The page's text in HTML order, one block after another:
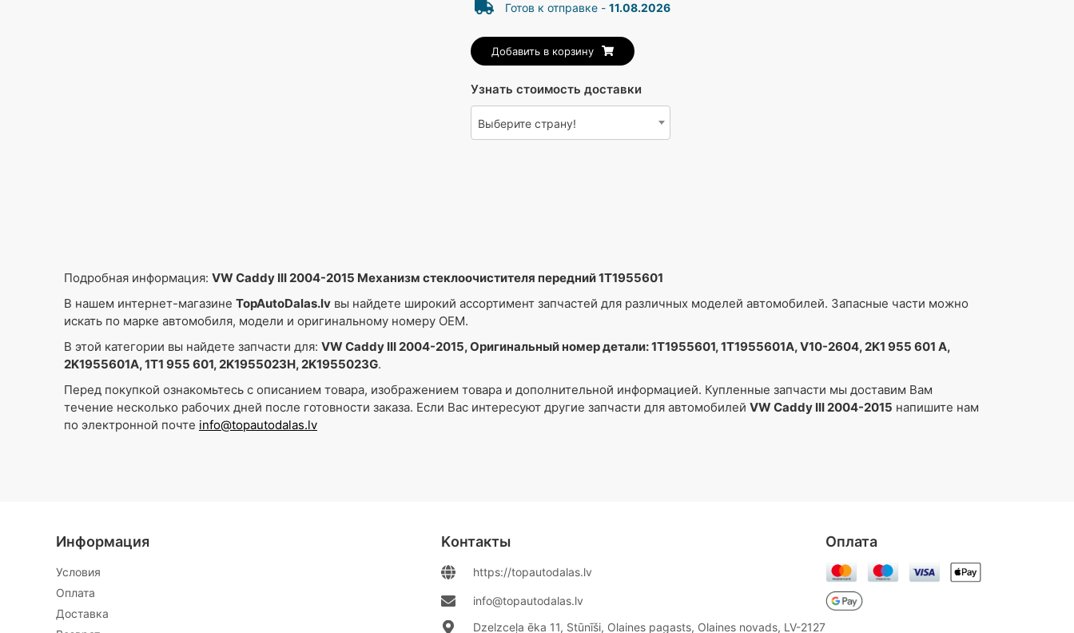
Готов к отправке -11.08.2026
Добавить в корзину
Узнать стоимость доставки
Выберите страну!
Подробная информация: VW Caddy III 2004-2015 Механизм стеклоочистителя передний 1T1955601
В нашем интернет-магазине TopAutoDalas.lv вы найдете широкий ассортимент запчастей для различных моделей автомобилей. Запасные части можно
искать по марке автомобиля, модели и оригинальному номеру OEM.
В этой категории вы найдете запчасти для: VW Caddy III 2004-2015, Оригинальный номер детали: 1T1955601, 1T1955601A, V10-2604, 2K1 955 601 A,
2K1955601A, 1T1 955 601, 2K1955023H, 2K1955023G.
Перед покупкой ознакомьтесь с описанием товара, изображением товара и дополнительной информацией. Купленные запчасти мы доставим Вам
течение несколько рабочих дней после готовности заказа. Если Вас интересуют другие запчасти для автомобилей VW Caddy III 2004-2015 напишите нам
по электронной почте info@topautodalas.lv
Информация
Условия
Oплата
Доставка
Kонтакты
https://topautodalas.lv
info@topautodalas.lv
Dzelzceļa ēka 11, Stūnīši, Olaines pagasts, Olaines novads, LV-2127
Oплата